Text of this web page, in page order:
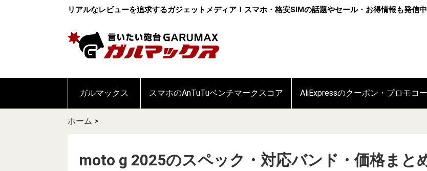
リアルなレビューを追求するガジェットメディア！スマホ・格安SIMの話題やセール・お得情報も発信中
ガルマックス スマホのAnTuTuベンチマークスコア AliExpressのクーポン・プロモコ
ホーム >
moto g 2025のスペック・対応バンド・価格まと